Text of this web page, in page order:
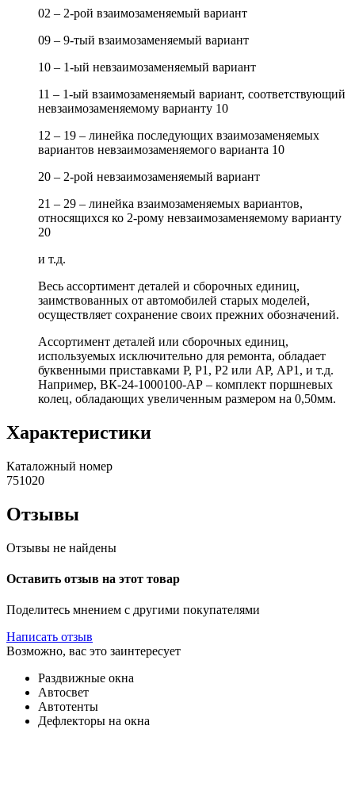
02 – 2-рой взаимозаменяемый вариант
09 – 9-тый взаимозаменяемый вариант
10 – 1-ый невзаимозаменяемый вариант
11 – 1-ый взаимозаменяемый вариант, соответствующий
невзаимозаменяемому варианту 10
12 – 19 – линейка последующих взаимозаменяемых
вариантов невзаимозаменяемого варианта 10
20 – 2-рой невзаимозаменяемый вариант
21 – 29 – линейка взаимозаменяемых вариантов,
относящихся ко 2-рому невзаимозаменяемому варианту
20
и т.д.
Весь ассортимент деталей и сборочных единиц,
заимствованных от автомобилей старых моделей,
осуществляет сохранение своих прежних обозначений.
Ассортимент деталей или сборочных единиц,
используемых исключительно для ремонта, обладает
буквенными приставками Р, Р1, Р2 или АР, АР1, и т.д.
Например, ВК-24-1000100-АР – комплект поршневых
колец, обладающих увеличенным размером на 0,50мм.
Характеристики
Каталожный номер
751020
Отзывы
Отзывы не найдены
Оставить отзыв на этот товар
Поделитесь мнением с другими покупателями
Написать отзыв
Возможно, вас это заинтересует
Раздвижные окна
Автосвет
Автотенты
Дефлекторы на окна